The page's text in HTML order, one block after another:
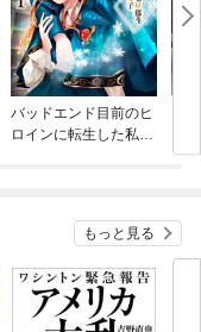
バッドエンド目前のヒ
ロインに転生した私、
もっと見る